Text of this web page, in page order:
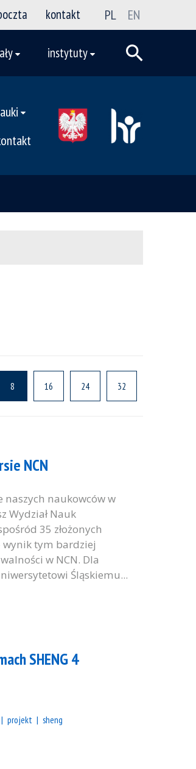
kontakt PL EN
instytuty
8 16 24 32
NCN
naukowców w
Wydział Nauk
35 złożonych
wynik tym bardziej
w NCN. Dla
Śląskiemu...
SHENG 4
projekt sheng